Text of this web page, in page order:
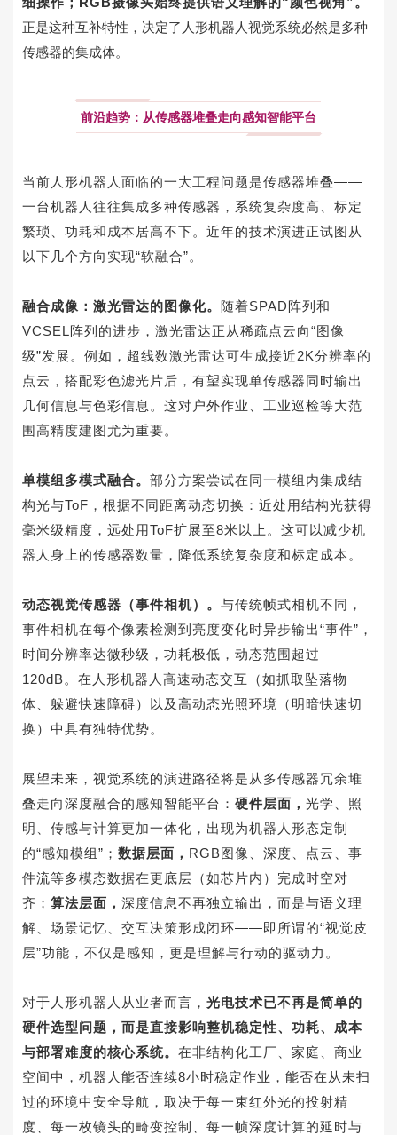
正是这种互补特性，决定了人形机器人视觉系统必然是多种
传感器的集成体。
前沿趋势：从传感器堆叠走向感知智能平台
当前人形机器人面临的一大工程问题是传感器堆叠——
一台机器人往往集成多种传感器，系统复杂度高、标定
繁琐、功耗和成本居高不下。近年的技术演进正试图从
以下几个方向实现“软融合”。
融合成像：激光雷达的图像化。 随着SPAD阵列 和
VCSEL阵列的进步，激光雷达正从稀疏点云向“图像
级”发展。例如，超线数激光雷达可生成接近2K分辨率的
点云，搭配彩色滤光片后，有望实现单传感器同时输出
几何信息与色彩信息。这对户外作业、工业巡检等大范
围高精度建图尤为重要。
单模组多模式融合。 部分方案尝试在同一模组内集成结
构光与ToF ，根据不同距离动态切换：近处用结构光获得
毫米级精度，远处用ToF扩展至8米以上。这可以减少机
器人身上的传感器数量，降低系统复杂度和标定成本。
动态视觉传感器（事件相机）。 与传统帧式相机不同，
事件相机在每个像素检测到亮度变化时异步输出“事件”，
时间分辨率达微秒级，功耗极低，动态范围超过
120dB。在人形机器人高速动态交互（如抓取坠落物
体、躲避快速障碍）以及高动态光照环境（明暗快速切
换）中具有独特优势。
展望未来，视觉系统的演进路径将是从多传感器冗余堆
叠走向深度融合的感知智能平台： 硬件层面， 光学、照
明、传感与计算更加一体化，出现为机器人形态定制
的“感知模组”； 数据层面， RGB图像、深度、点云、事
件流等多模态数据在更底层（如芯片内）完成时空对
齐； 算法层面， 深度信息不再独立输出，而是与语义理
解、场景记忆、交互决策形成闭环——即所谓的“视觉皮
层”功能，不仅是感知，更是理解与行动的驱动力。
对于人形机器人从业者而言， 光电技术已不再是简单的
硬件选型问题，而是直接影响整机稳定性、功耗、成本
与部署难度的核心系统。 在非结构化工厂、家庭、商业
空间中，机器人能否连续8小时稳定作业，能否在从未扫
过的环境中安全导航，取决于每一束红外光的投射精
度、每一枚镜头的畸变控制、每一帧深度计算的延时与